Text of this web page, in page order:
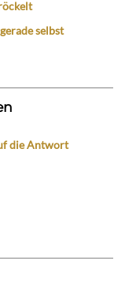
selbst
die Antwort